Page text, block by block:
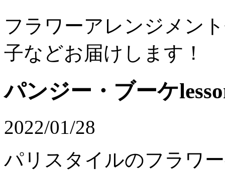
フラワーアレンジメン
子などお届けします！
パンジー・ブーケ
2022/01/28
パリスタイルのフラワ